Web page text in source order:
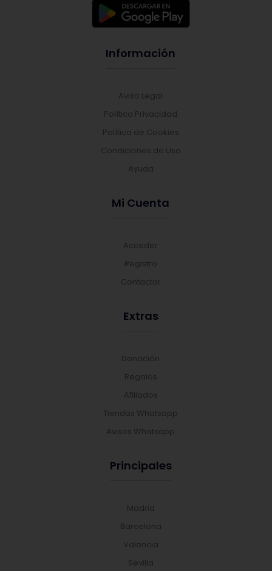
Información
Aviso Legal
Política Privacidad
Política de Cookies
Condiciones de Uso
Ayuda
Mi Cuenta
Acceder
Registro
Contactar
Extras
Donación
Regalos
Afiliados
Tiendas Whatsapp
Avisos Whatsapp
Principales
Madrid
Barcelona
Valencia
Sevilla